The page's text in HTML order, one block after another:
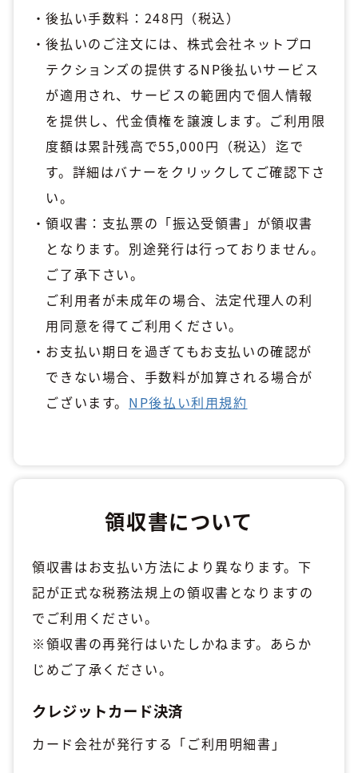
後払い手数料：248円（税込）
後払いのご注文には、株式会社ネットプロ
テクションズの提供するNP後払いサービス
が適用され、サービスの範囲内で個人情報
を提供し、代金債権を譲渡します。ご利用限
度額は累計残高で55,000円（税込）迄で
す。詳細はバナーをクリックしてご確認下さ
い。
領収書：支払票の「振込受領書」が領収書
となります。別途発行は行っておりません。
ご了承下さい。
ご利用者が未成年の場合、法定代理人の利
用同意を得てご利用ください。
お支払い期日を過ぎてもお支払いの確認が
できない場合、手数料が加算される場合が
ございます。 NP後払い利用規約
領収書について
領収書はお支払い方法により異なります。下
記が正式な税務法規上の領収書となりますの
でご利用ください。
※領収書の再発行はいたしかねます。あらか
じめご了承ください。
クレジットカード決済
カード会社が発行する「ご利用明細書」